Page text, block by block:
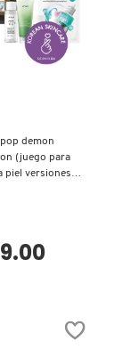
más
demon
(juego para
piel versiones